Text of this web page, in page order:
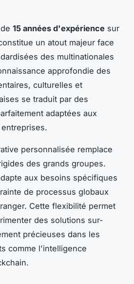
15 années d'expérience sur
un atout majeur face
des multinationales
approfondie des
culturelles et
se traduit par des
adaptées aux
personnalisée remplace
des grands groupes.
aux besoins spécifiques
de processus globaux
Cette flexibilité permet
des solutions sur-
précieuses dans les
comme l'intelligence